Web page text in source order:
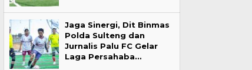
Jaga Sinergi, Dit Binmas
Polda Sulteng dan
Jurnalis Palu FC Gelar
Laga Persahaba…